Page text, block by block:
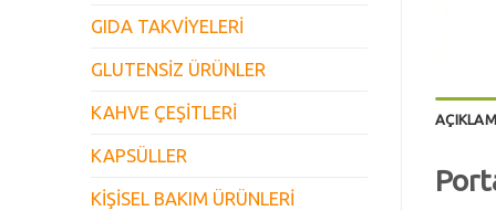
GIDA TAKVİYELERİ
GLUTENSİZ ÜRÜNLER
KAHVE ÇEŞİTLERİ
KAPSÜLLER
KİŞİSEL BAKIM ÜRÜNLERİ